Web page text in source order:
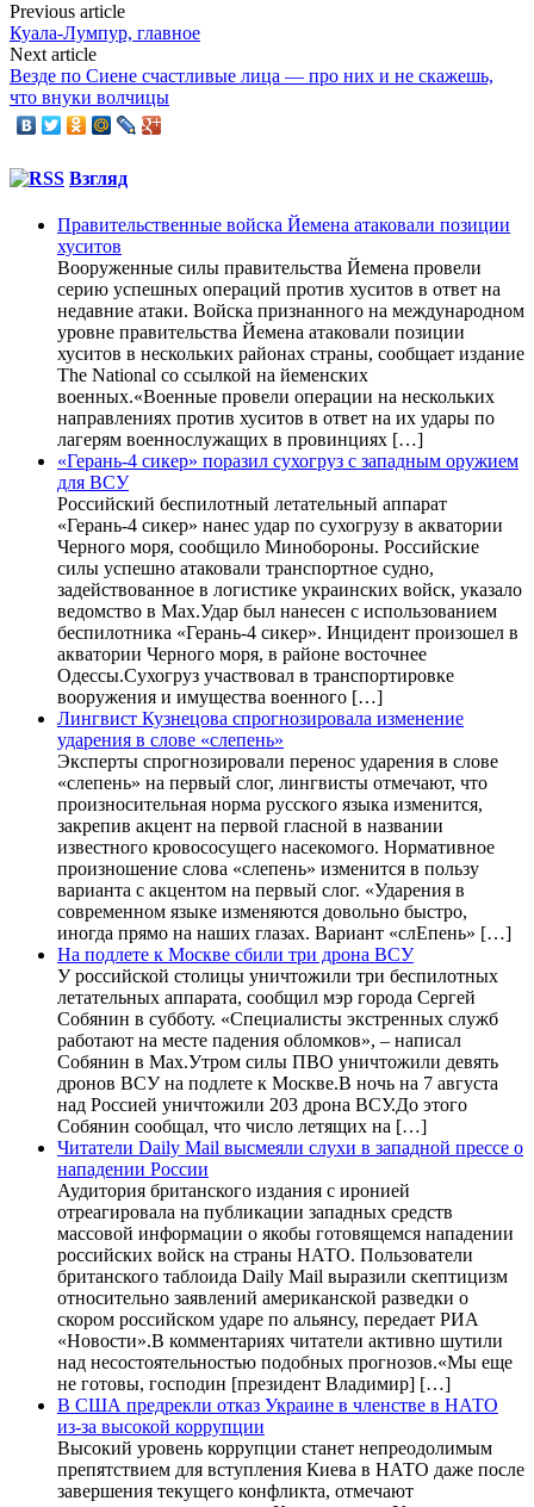
Previous article
Куала-Лумпур, главное
Next article
Везде по Сиене счастливые лица — про них и не скажешь,
что внуки волчицы
Взгляд
Правительственные войска Йемена атаковали позиции
хуситов
Вооруженные силы правительства Йемена провели
серию успешных операций против хуситов в ответ на
недавние атаки. Войска признанного на международном
уровне правительства Йемена атаковали позиции
хуситов в нескольких районах страны, сообщает издание
The National со ссылкой на йеменских
военных.«Военные провели операции на нескольких
направлениях против хуситов в ответ на их удары по
лагерям военнослужащих в провинциях […]
«Герань-4 сикер» поразил сухогруз с западным оружием
для ВСУ
Российский беспилотный летательный аппарат
«Герань-4 сикер» нанес удар по сухогрузу в акватории
Черного моря, сообщило Минобороны. Российские
силы успешно атаковали транспортное судно,
задействованное в логистике украинских войск, указало
ведомство в Max.Удар был нанесен с использованием
беспилотника «Герань-4 сикер». Инцидент произошел в
акватории Черного моря, в районе восточнее
Одессы.Сухогруз участвовал в транспортировке
вооружения и имущества военного […]
Лингвист Кузнецова спрогнозировала изменение
ударения в слове «слепень»
Эксперты спрогнозировали перенос ударения в слове
«слепень» на первый слог, лингвисты отмечают, что
произносительная норма русского языка изменится,
закрепив акцент на первой гласной в названии
известного кровососущего насекомого. Нормативное
произношение слова «слепень» изменится в пользу
варианта с акцентом на первый слог. «Ударения в
современном языке изменяются довольно быстро,
иногда прямо на наших глазах. Вариант «слЕпень» […]
На подлете к Москве сбили три дрона ВСУ
У российской столицы уничтожили три беспилотных
летательных аппарата, сообщил мэр города Сергей
Собянин в субботу. «Специалисты экстренных служб
работают на месте падения обломков», – написал
Собянин в Max.Утром силы ПВО уничтожили девять
дронов ВСУ на подлете к Москве.В ночь на 7 августа
над Россией уничтожили 203 дрона ВСУ.До этого
Собянин сообщал, что число летящих на […]
Читатели Daily Mail высмеяли слухи в западной прессе о
нападении России
Аудитория британского издания с иронией
отреагировала на публикации западных средств
массовой информации о якобы готовящемся нападении
российских войск на страны НАТО. Пользователи
британского таблоида Daily Mail выразили скептицизм
относительно заявлений американской разведки о
скором российском ударе по альянсу, передает РИА
«Новости».В комментариях читатели активно шутили
над несостоятельностью подобных прогнозов.«Мы еще
не готовы, господин [президент Владимир] […]
В США предрекли отказ Украине в членстве в НАТО
из-за высокой коррупции
Высокий уровень коррупции станет непреодолимым
препятствием для вступления Киева в НАТО даже после
завершения текущего конфликта, отмечают